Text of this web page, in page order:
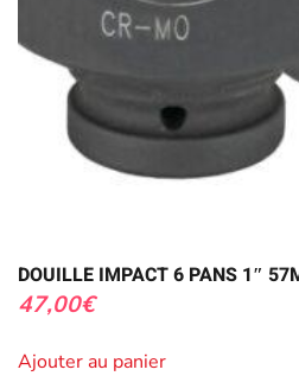
DOUILLE IMPACT 6 PANS 1″
47,00€
Ajouter au panier